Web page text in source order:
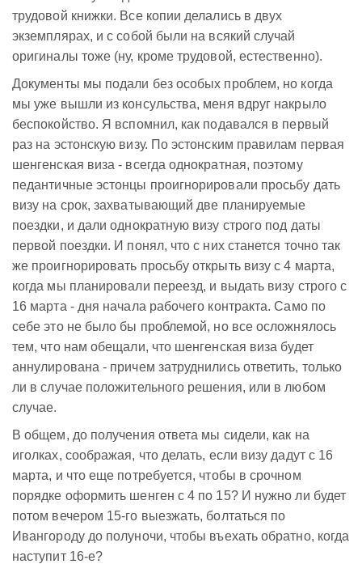
трудовой книжки. Все копии делались в двух
экземплярах, и с собой были на всякий случай
оригиналы тоже (ну, кроме трудовой, естественно).
Документы мы подали без особых проблем, но когда
мы уже вышли из консульства, меня вдруг накрыло
беспокойство. Я вспомнил, как подавался в первый
раз на эстонскую визу. По эстонским правилам первая
шенгенская виза - всегда однократная, поэтому
педантичные эстонцы проигнорировали просьбу дать
визу на срок, захватывающий две планируемые
поездки, и дали однократную визу строго под даты
первой поездки. И понял, что с них станется точно так
же проигнорировать просьбу открыть визу с 4 марта,
когда мы планировали переезд, и выдать визу строго с
16 марта - дня начала рабочего контракта. Само по
себе это не было бы проблемой, но все осложнялось
тем, что нам обещали, что шенгенская виза будет
аннулирована - причем затруднились ответить, только
ли в случае положительного решения, или в любом
случае.
В общем, до получения ответа мы сидели, как на
иголках, соображая, что делать, если визу дадут с 16
марта, и что еще потребуется, чтобы в срочном
порядке оформить шенген с 4 по 15? И нужно ли будет
потом вечером 15-го выезжать, болтаться по
Ивангороду до полуночи, чтобы въехать обратно, когда
наступит 16-е?